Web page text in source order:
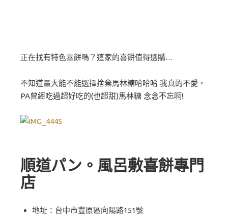
正在找有特色喜餅嗎？這家的喜餅值得選購…
不知道量大能不能選擇捨棄馬林糖哈哈哈 我真的不愛，
PA曾經吃過超好吃的(也超甜)馬林糖 念念不忘啊!
順道パン。風呂敷喜餅專門
店
地址：台中市豐原區向陽路151號